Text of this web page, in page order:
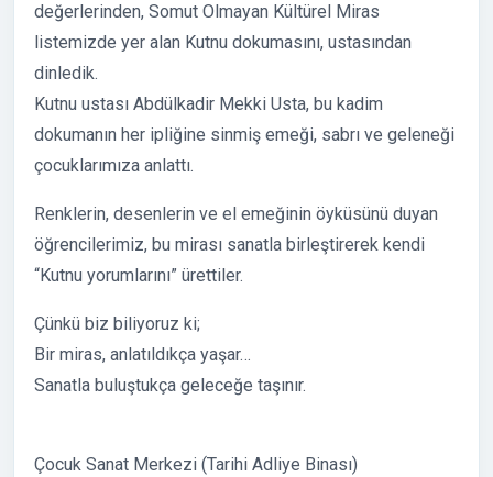
değerlerinden, Somut Olmayan Kültürel Miras
listemizde yer alan Kutnu dokumasını, ustasından
dinledik.
Kutnu ustası Abdülkadir Mekki Usta, bu kadim
dokumanın her ipliğine sinmiş emeği, sabrı ve geleneği
çocuklarımıza anlattı.
Renklerin, desenlerin ve el emeğinin öyküsünü duyan
öğrencilerimiz, bu mirası sanatla birleştirerek kendi
“Kutnu yorumlarını” ürettiler.
Çünkü biz biliyoruz ki;
Bir miras, anlatıldıkça yaşar…
Sanatla buluştukça geleceğe taşınır.
Çocuk Sanat Merkezi (Tarihi Adliye Binası)